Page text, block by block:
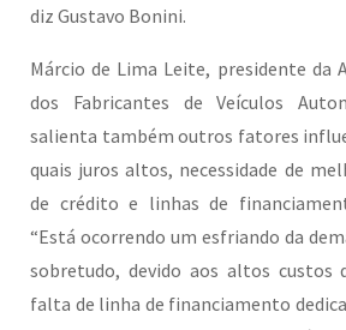
diz Gustavo Bonini.
Márcio de Lima Leite, presidente da
dos Fabricantes de Veículos
salienta também outros fatores
quais juros altos, necessidade de
de crédito e linhas de
“Está ocorrendo um esfriando da
sobretudo, devido aos altos custos
falta de linha de financiamento